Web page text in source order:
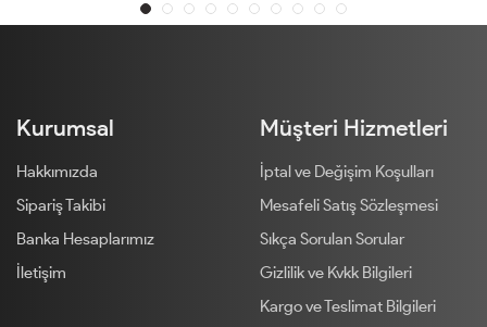
Kurumsal
Hakkımızda
Sipariş Takibi
Banka Hesaplarımız
İletişim
Müşteri Hizmetleri
İptal ve Değişim Koşulları
Mesafeli Satış Sözleşmesi
Sıkça Sorulan Sorular
Gizlilik ve Kvkk Bilgileri
Kargo ve Teslimat Bilgileri